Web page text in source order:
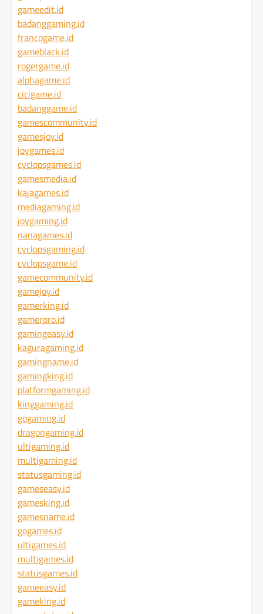
gameedit.id
badanggaming.id
francogame.id
gameblack.id
rogergame.id
alphagame.id
cicigame.id
badanggame.id
gamescommunity.id
gamesjoy.id
joygames.id
cyclopsgames.id
gamesmedia.id
kajagames.id
mediagaming.id
joygaming.id
nanagames.id
cyclopsgaming.id
cyclopsgame.id
gamecommunity.id
gamejoy.id
gamerking.id
gamerpro.id
gamingeasy.id
kaguragaming.id
gamingname.id
gamingking.id
platformgaming.id
kinggaming.id
gogaming.id
dragongaming.id
ultigaming.id
multigaming.id
statusgaming.id
gameseasy.id
gamesking.id
gamesname.id
gogames.id
ultigames.id
multigames.id
statusgames.id
gameeasy.id
gameking.id